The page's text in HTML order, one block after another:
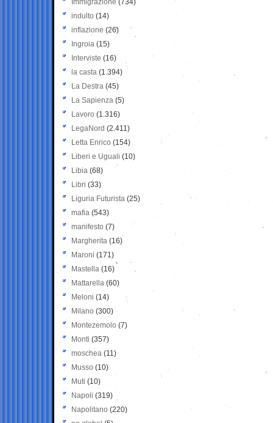
Immigrazione (734)
indulto (14)
inflazione (26)
Ingroia (15)
Interviste (16)
la casta (1.394)
La Destra (45)
La Sapienza (5)
Lavoro (1.316)
LegaNord (2.411)
Letta Enrico (154)
Liberi e Uguali (10)
Libia (68)
Libri (33)
Liguria Futurista (25)
mafia (543)
manifesto (7)
Margherita (16)
Maroni (171)
Mastella (16)
Mattarella (60)
Meloni (14)
Milano (300)
Montezemolo (7)
Monti (357)
moschea (11)
Musso (10)
Muti (10)
Napoli (319)
Napolitano (220)